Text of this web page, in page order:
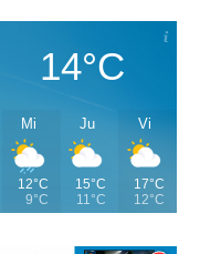
14°C
Mi
12°C
9°C
Ju
15°C
11°C
Vi
17°C
12°C